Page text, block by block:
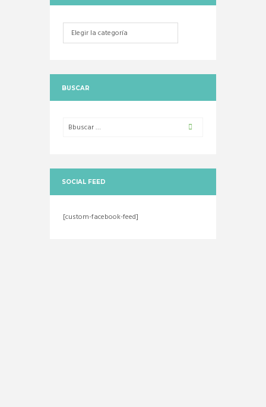
Categorias
BUSCAR
SOCIAL FEED
[custom-facebook-feed]